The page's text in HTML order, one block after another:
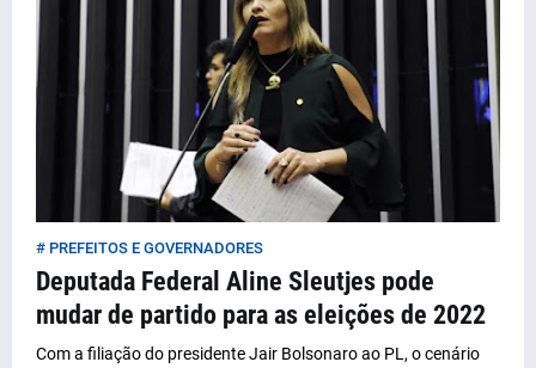
# PREFEITOS E GOVERNADORES
Deputada Federal Aline Sleutjes pode
mudar de partido para as eleições de 2022
Com a filiação do presidente Jair Bolsonaro ao PL, o cenário